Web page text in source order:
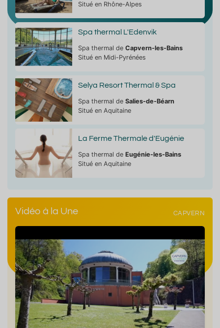
Situé en Rhône-Alpes
Spa thermal L'Edenvik
Spa thermal de Capvern-les-Bains
Situé en Midi-Pyrénées
Selya Resort Thermal & Spa
Spa thermal de Salies-de-Béarn
Situé en Aquitaine
La Ferme Thermale d'Eugénie
Spa thermal de Eugénie-les-Bains
Situé en Aquitaine
Vidéo à la Une CAPVERN